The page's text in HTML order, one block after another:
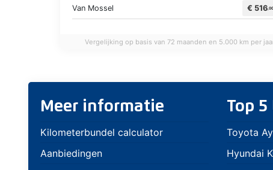
Van Mossel € 516,00
Vergelijking op basis van 72 maanden en 5.000 km per
Meer informatie
Kilometerbundel calculator
Aanbiedingen
Top
Toyota
Hyundai